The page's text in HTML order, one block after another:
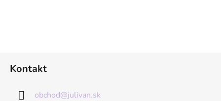
Kontakt
obchod@julivan.sk